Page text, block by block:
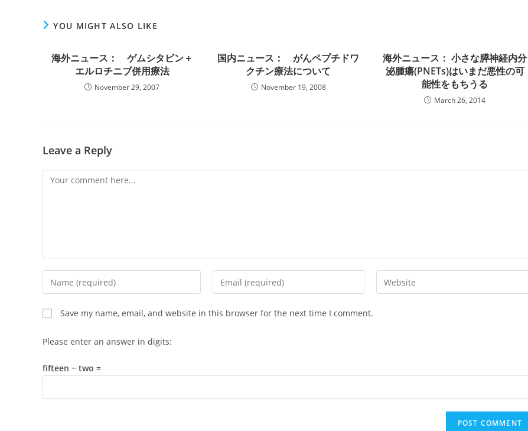
YOU MIGHT ALSO LIKE
海外ニュース： ゲムシタビン＋
エルロチニブ併用療法
November 29, 2007
国内ニュース： がんペプチドワ
クチン療法について
November 19, 2008
海外ニュース： 小さな膵神経内分
泌腫瘍(PNETs)はいまだ悪性の可
能性をもちうる
March 26, 2014
Leave a Reply
Comment
Enter
your
name
or
username
comment
Enter
your
Enter
your
Save my name, email, and website in this browser for the next time I comment.
Please enter an answer in digits:
fifteen − two =